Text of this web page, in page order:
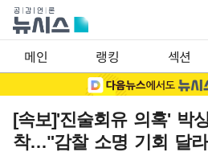
메인 랭킹 섹션
[속보]'진술회유 의혹' 박
착…"감찰 소명 기회 달